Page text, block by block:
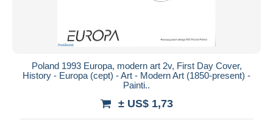
Poland 1993 Europa, modern art 2v, First Day Cover,
History - Europa (cept) - Art - Modern Art (1850-present) -
Painti..
± US$ 1,73